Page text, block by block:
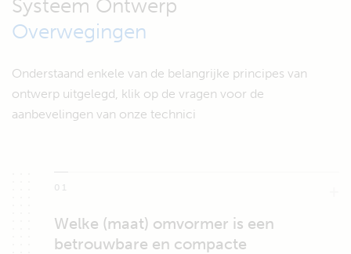
Systeem Ontwerp
Overwegingen
Onderstaand enkele van de belangrijke principes van
ontwerp uitgelegd, klik op de vragen voor de
aanbevelingen van onze technici
01
Welke (maat) omvormer is een
betrouwbare en compacte